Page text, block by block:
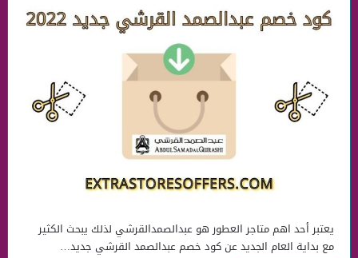
يعتبر أحد اهم متاجر العطور هو عبدالصمدالقرشي لذلك يبحث الكثير
مع بداية العام الجديد عن كود خصم عبدالصمد القرشي جديد…